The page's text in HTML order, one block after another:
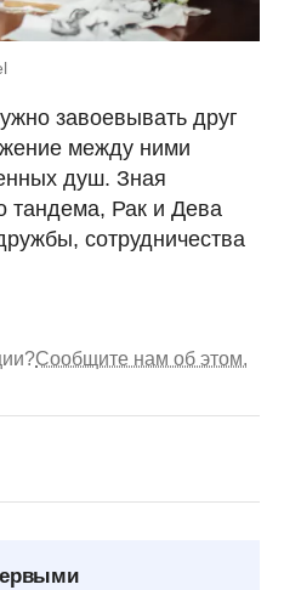
завоевывать друг
между ними
душ. Зная
тандема, Рак и Дева
сотрудничества
Сообщите нам об этом.